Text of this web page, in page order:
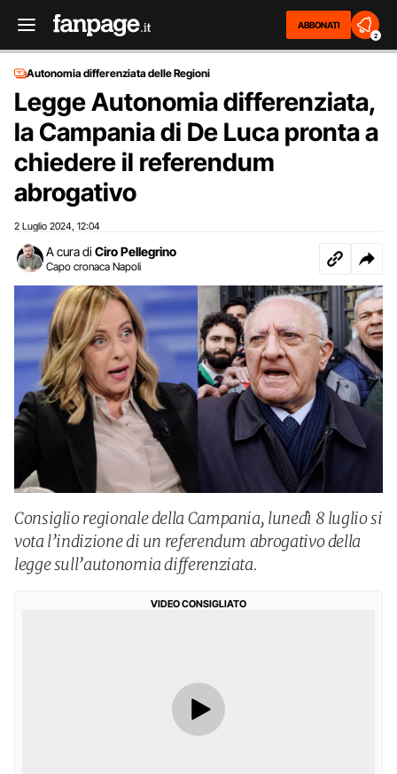
ABBONATI
2
Autonomia differenziata delle Regioni
Legge Autonomia differenziata,
la Campania di De Luca pronta a
chiedere il referendum
abrogativo
2 Luglio 2024 12:04
A cura di Ciro Pellegrino
Capo cronaca Napoli
Consiglio regionale della Campania, lunedì 8 luglio si
vota l’indizione di un referendum abrogativo della
legge sull’autonomia differenziata.
VIDEO CONSIGLIATO